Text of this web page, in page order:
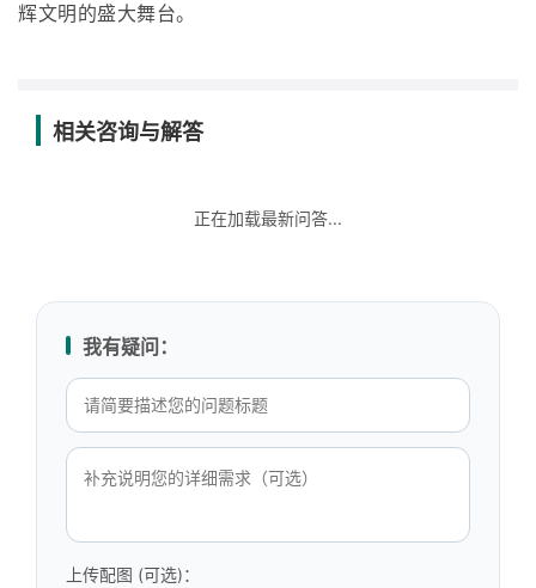
辉文明的盛大舞台。
相关咨询与解答
正在加载最新问答...
我有疑问：
上传配图 (可选)：